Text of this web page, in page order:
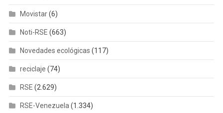
Movistar(6)
Noti-RSE (663)
Novedades ecológicas (117)
reciclaje (74)
RSE (2.629)
RSE-Venezuela (1.334)